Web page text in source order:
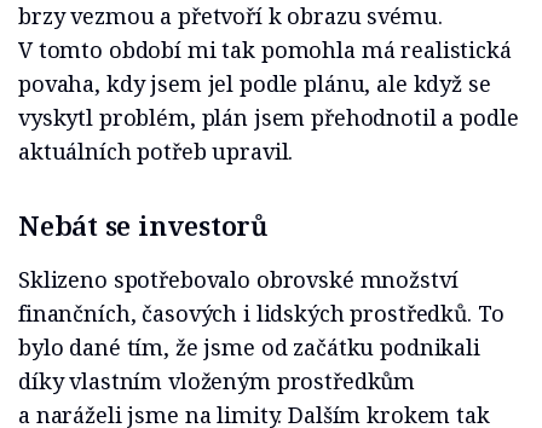
brzy vezmou a přetvoří k obrazu svému.
V tomto období mi tak pomohla má realistická
povaha, kdy jsem jel podle plánu, ale když se
vyskytl problém, plán jsem přehodnotil a podle
aktuálních potřeb upravil.
Nebát se investorů
Sklizeno spotřebovalo obrovské množství
finančních, časových i lidských prostředků. To
bylo dané tím, že jsme od začátku podnikali
díky vlastním vloženým prostředkům
a naráželi jsme na limity. Dalším krokem tak